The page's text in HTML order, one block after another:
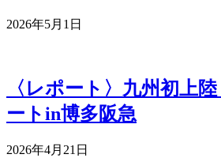
2026年5月1日
〈レポート〉九州初上
ートin博多阪急
2026年4月21日